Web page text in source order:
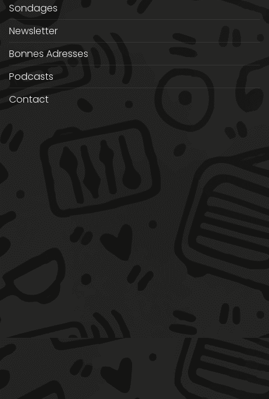
Sondages
Newsletter
Bonnes Adresses
Podcasts
Contact